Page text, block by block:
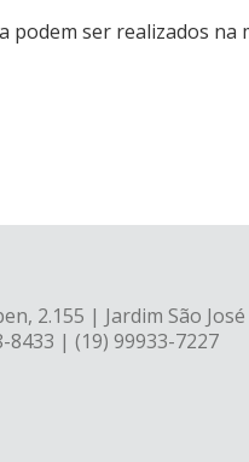
ser realizados
2.155 | Jardim São José
8433 | (19) 99933-7227